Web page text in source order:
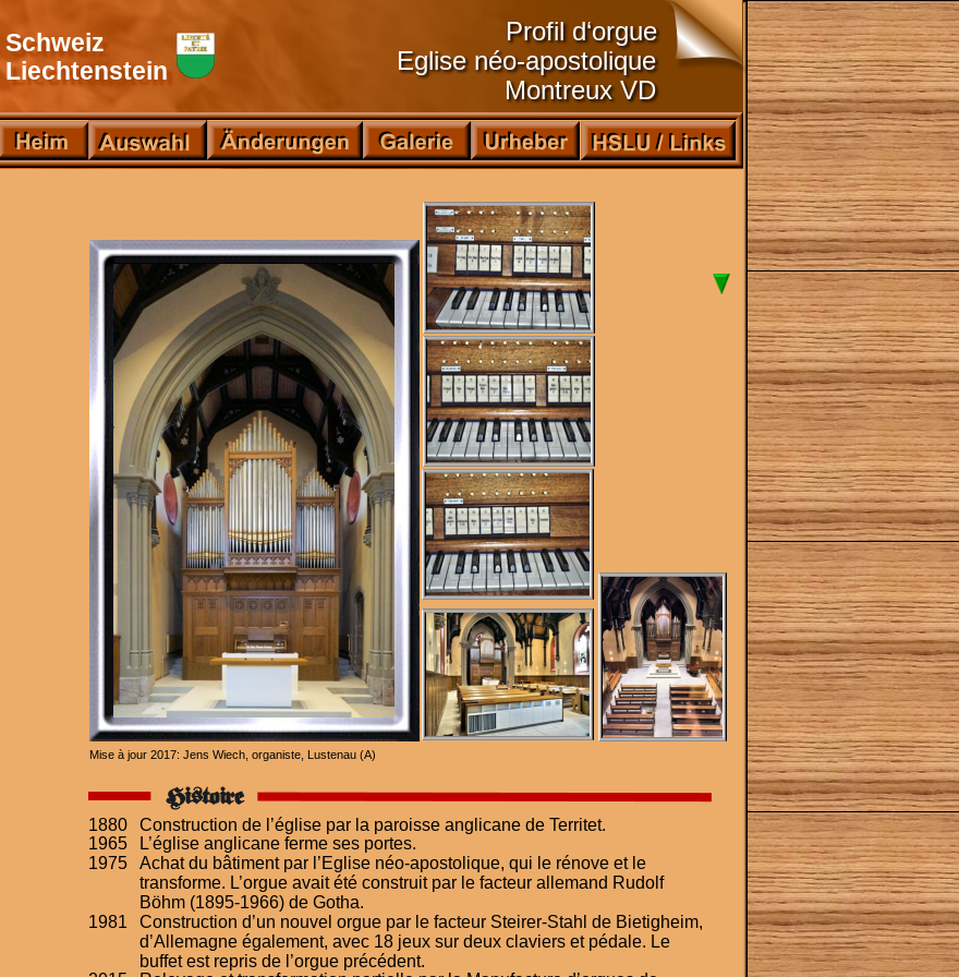
Histoire
1880
Construction de l’église par la paroisse anglicane de Territet.
1965
L’église anglicane ferme ses portes.
1975
Achat du bâtiment par l’Eglise néo-apostolique, qui le rénove et le
transforme. L’orgue avait été construit par le facteur allemand Rudolf
Böhm (1895-1966) de Gotha.
1981
Construction d’un nouvel orgue par le facteur Steirer-Stahl de Bietigheim,
d’Allemagne également, avec 18 jeux sur deux claviers et pédale. Le
buffet est repris de l’orgue précédent.
Mise à jour 2017: Jens Wiech, organiste, Lustenau (A)
Schweiz
Liechtenstein
Profil d‘orgue
Eglise néo-apostolique
Montreux VD